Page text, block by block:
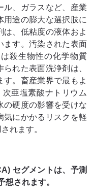
ル、ガラスなど、産業
用途の膨大な選択肢に
は、低粘度の液体およ
ます。汚染された表面
殺生物性の化学物質
れた表面洗浄剤は、
す。畜産業界で最もよ
亜塩素酸ナトリウム
の硬度の影響を受けな
気にかかるリスクを軽
れます。
セグメントは、予測
されます。